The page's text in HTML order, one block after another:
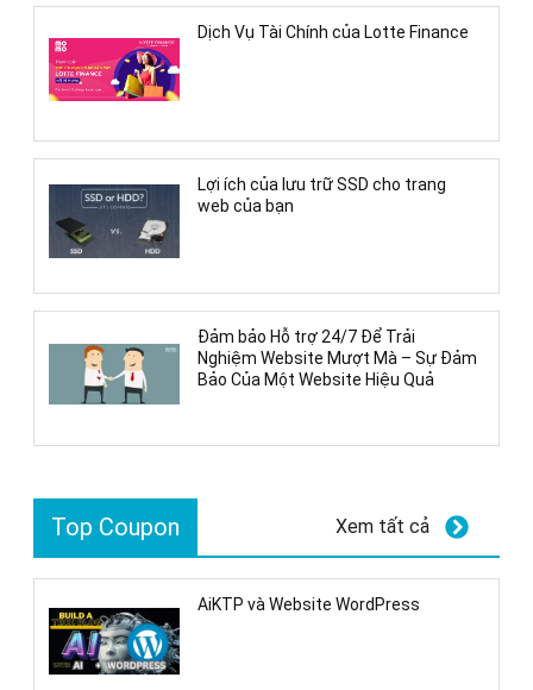
Dịch Vụ Tài Chính của Lotte Finance
Lợi ích của lưu trữ SSD cho trang
web của bạn
Đảm bảo Hỗ trợ 24/7 Để Trải
Nghiệm Website Mượt Mà – Sự Đảm
Bảo Của Một Website Hiệu Quả
Top Coupon Xem tất cả
AiKTP và Website WordPress